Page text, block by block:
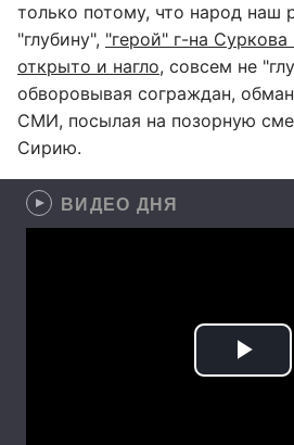
только потому, что народ наш
"глубину", "герой" г-на
открыто и нагло, совсем не
обворовывая сограждан,
СМИ, посылая на позорную
Сирию.
ВИДЕО ДНЯ